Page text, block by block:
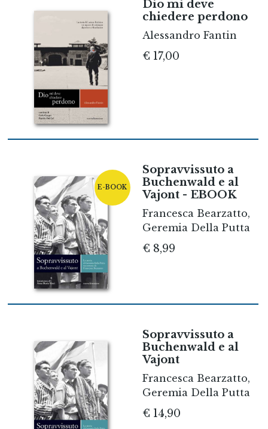
Dio mi deve
chiedere perdono
Alessandro Fantin
€ 17,00
E-BOOK
Sopravvissuto a
Buchenwald e al
Vajont - EBOOK
Francesca Bearzatto,
Geremia Della Putta
€ 8,99
Sopravvissuto a
Buchenwald e al
Vajont
Francesca Bearzatto,
Geremia Della Putta
€ 14,90